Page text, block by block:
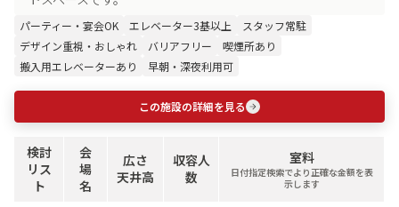
パーティー・宴会OK エレベーター3基以上
スタッフ常駐
デザイン重視・おしゃれ
バリアフリー
喫煙所あり
搬入用エレベーターあり
早朝・深夜利用可
この施設の詳細を見る
検討
リス
ト
会
場
名
広さ
天井高
収容人
数
室料
日付指定検索でより正確な金額を表
示します